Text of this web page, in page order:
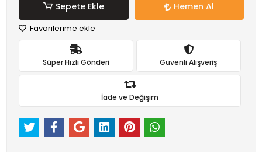
Sepete Ekle Hemen Al
Favorilerime ekle
Süper Hızlı Gönderi Güvenli Alışveriş
İade ve Değişim